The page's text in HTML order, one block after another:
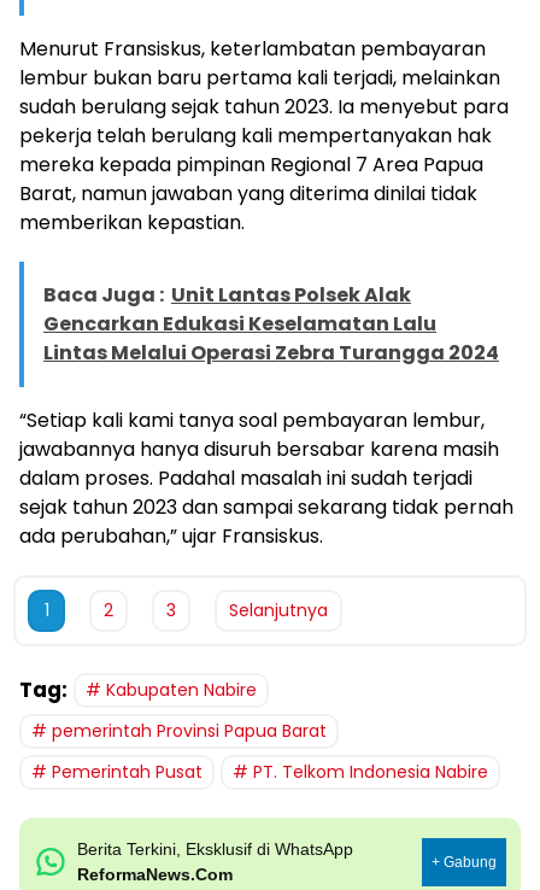
Menurut Fransiskus, keterlambatan pembayaran
lembur bukan baru pertama kali terjadi, melainkan
sudah berulang sejak tahun 2023. Ia menyebut para
pekerja telah berulang kali mempertanyakan hak
mereka kepada pimpinan Regional 7 Area Papua
Barat, namun jawaban yang diterima dinilai tidak
memberikan kepastian.
Baca Juga : Unit Lantas Polsek Alak
Gencarkan Edukasi Keselamatan Lalu
Lintas Melalui Operasi Zebra Turangga 2024
“Setiap kali kami tanya soal pembayaran lembur,
jawabannya hanya disuruh bersabar karena masih
dalam proses. Padahal masalah ini sudah terjadi
sejak tahun 2023 dan sampai sekarang tidak pernah
ada perubahan,” ujar Fransiskus.
1 2 3 Selanjutnya
Tag:
Kabupaten Nabire
pemerintah Provinsi Papua Barat
Pemerintah Pusat
PT. Telkom Indonesia Nabire
Berita Terkini, Eksklusif di WhatsApp
ReformaNews.Com
+ Gabung